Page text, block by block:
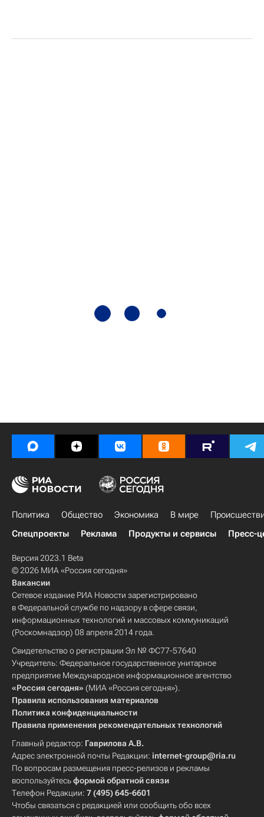
Политика Общество Экономика В мире
Спецпроекты
Реклама Продукты и сервисы Пресс-
Версия 2023.1 Beta
© 2026 МИА «Россия сегодня»
Вакансии
Сетевое издание РИА Новости зарегистрировано
в Федеральной службе по надзору в сфере связи,
информационных технологий и массовых коммуникаций
(Роскомнадзор) 08 апреля 2014 года.
Свидетельство о регистрации Эл № ФС77-57640
Учредитель: Федеральное государственное унитарное
предприятие Международное информационное агентство
«Россия сегодня» (МИА «Россия сегодня»).
Правила использования материалов
Политика конфиденциальности
Правила применения рекомендательных технологий
Главный редактор: Гаврилова А.В.
Адрес электронной почты Редакции: internet-group@ria.ru
По вопросам размещения пресс-релизов и рекламы
воспользуйтесьформой обратной связи
Телефон Редакции: 7 (495) 645-6601
Чтобы связаться с редакцией или сообщить обо всех